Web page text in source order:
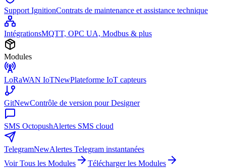
Support IgnitionContrats de maintenance et assistance technique
IntégrationsMQTT, OPC UA, Modbus & plus
Modules
LoRaWAN IoTNewPlateforme IoT capteurs
GitNewContrôle de version pour Designer
SMS OctopushAlertes SMS cloud
TelegramNewAlertes Telegram instantanées
Voir Tous les Modules
Télécharger les Modules